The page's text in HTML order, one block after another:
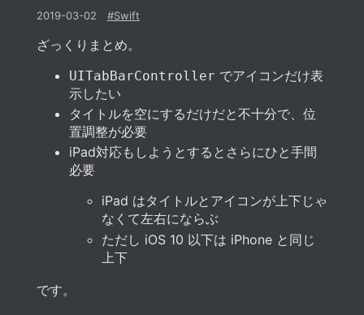
2019-03-02 #Swift
ざっくりまとめ。
UITabBarController でアイコンだけ表
示したい
タイトルを空にするだけだと不十分で、位
置調整が必要
iPad対応もしようとするとさらにひと手間
必要
iPad はタイトルとアイコンが上下じゃ
なくて左右にならぶ
ただし iOS 10 以下は iPhone と同じ
上下
です。